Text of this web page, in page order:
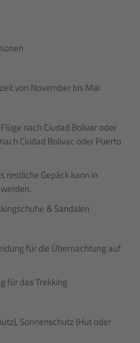
von November bis Mai
nach Ciudad Bolivar oder
Ciudad Bolivar, oder Puerto
restliche Gepäck kann in
& Sandalen
für die Übernachtung auf
für das Trekking
Sonnenschutz (Hut oder